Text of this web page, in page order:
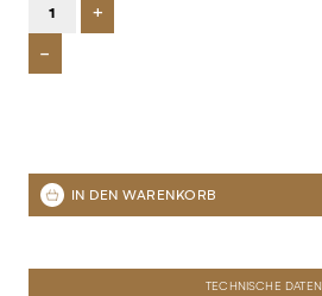
+
-
TECHNISCHE DATEN